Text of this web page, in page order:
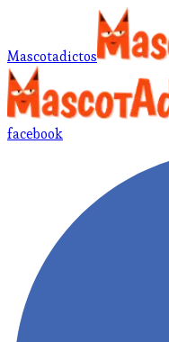
Mascotadictos
facebook